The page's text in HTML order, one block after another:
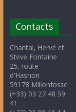
Contacts
Chantal, Hervé et
Steve Fontaine
25, route
d'Hasnon
59178 Millonfosse
(+33) 03 27 48 59
41